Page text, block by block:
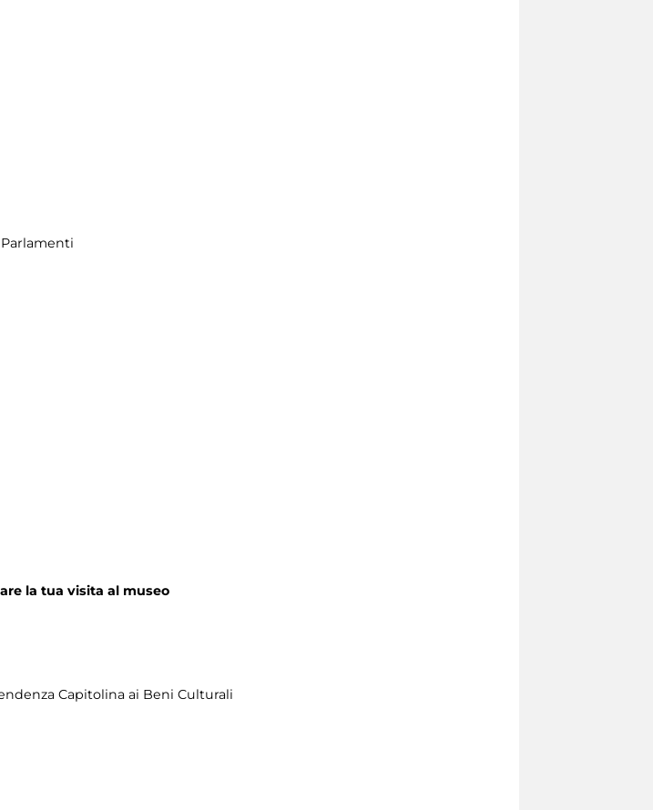
la tua visita al museo
Capitolina ai Beni Culturali